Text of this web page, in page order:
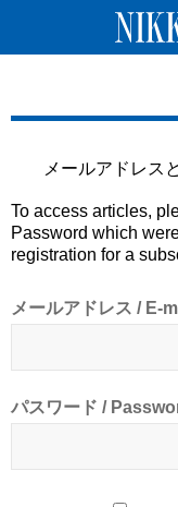
メールアドレス
To access articles,
Password which
registration for a
メールアドレス / E-
パスワード /